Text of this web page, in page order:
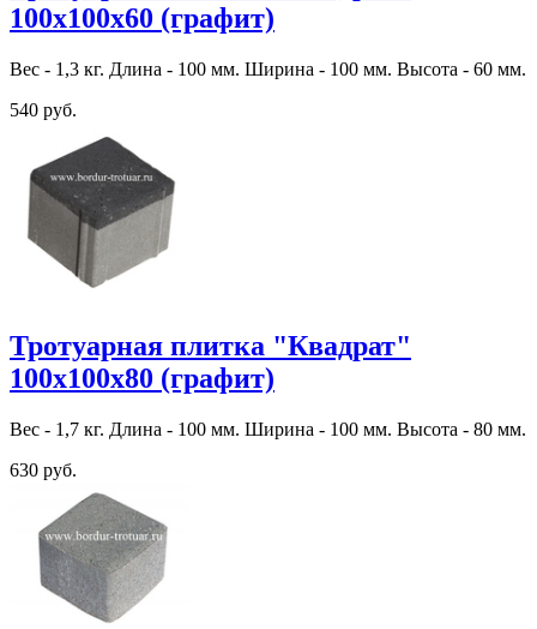
100х100х60 (графит)
Вес - 1,3 кг. Длина - 100 мм. Ширина - 100 мм. Высота - 60 мм.
540 руб.
Тротуарная плитка "Квадрат"
100х100х80 (графит)
Вес - 1,7 кг. Длина - 100 мм. Ширина - 100 мм. Высота - 80 мм.
630 руб.